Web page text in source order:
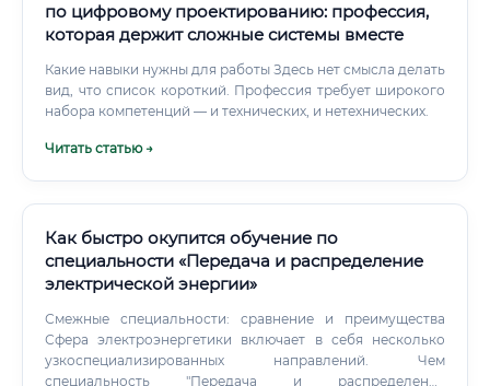
по цифровому проектированию: профессия,
которая держит сложные системы вместе
Какие навыки нужны для работы Здесь нет смысла делать
вид, что список короткий. Профессия требует широкого
набора компетенций — и технических, и нетехнических.
Читать статью →
Как быстро окупится обучение по
специальности «Передача и распределение
электрической энергии»
Смежные специальности: сравнение и преимущества
Сфера электроэнергетики включает в себя несколько
узкоспециализированных направлений. Чем
специальность "Передача и распределение